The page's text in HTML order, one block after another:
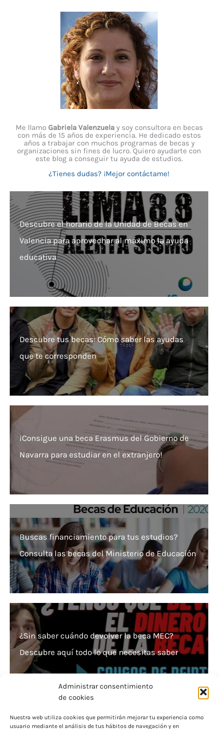
Administrar consentimiento
de cookies
Nuestra web utiliza cookies que permitirán mejorar tu experiencia como
usuario mediante el análisis de tus hábitos de navegación y en
Me llamo Gabriela Valenzuelay soy consultora en becas
con más de 15 años de experiencia. He dedicado estos
años a trabajar con muchos programas de becas y
organizaciones sin fines de lucro. Quiero ayudarte con
este blog a conseguir tu ayuda de estudios.
¿Tienes dudas? ¡Mejor contáctame!
Descubre el horario de la Unidad de Becas en
Valencia para aprovechar al máximo la ayuda
educativa
Descubre tus becas: Cómo saber las ayudas
que te corresponden
¡Consigue una beca Erasmus del Gobierno de
Navarra para estudiar en el extranjero!
Buscas financiamiento para tus estudios?
Consulta las becas del Ministerio de Educación
¿Sin saber cuándo devolver la beca MEC?
Descubre aquí todo lo que necesitas saber